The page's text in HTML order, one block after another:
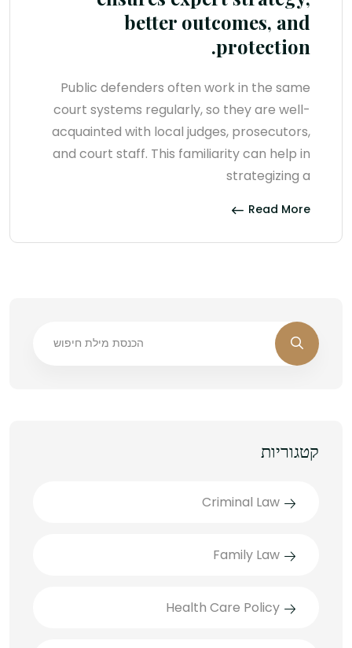
better outcomes, and
protection.
Public defenders often work in the same
court systems regularly, so they are well-
acquainted with local judges, prosecutors,
and court staff. This familiarity can help in
strategizing a
Read More
קטגוריות
Criminal Law
Family Law
Health Care Policy